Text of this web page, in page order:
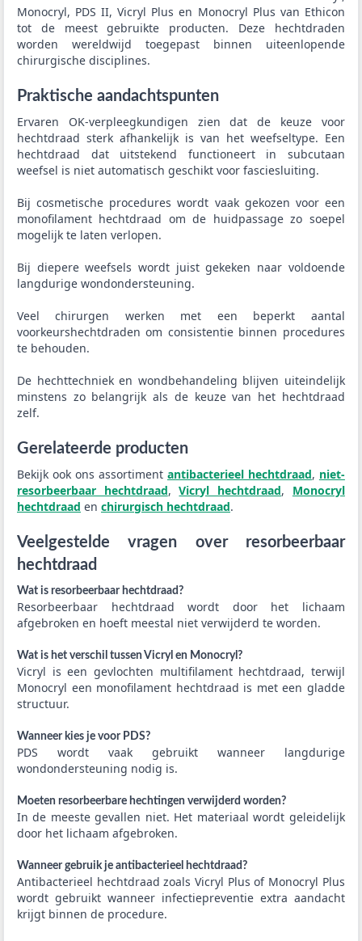
Monocryl, PDS II, Vicryl Plus en Monocryl Plus van Ethicon
tot de meest gebruikte producten. Deze hechtdraden
worden wereldwijd toegepast binnen uiteenlopende
chirurgische disciplines.
Praktische aandachtspunten
Ervaren OK-verpleegkundigen zien dat de keuze voor
hechtdraad sterk afhankelijk is van het weefseltype. Een
hechtdraad dat uitstekend functioneert in subcutaan
weefsel is niet automatisch geschikt voor fasciesluiting.
Bij cosmetische procedures wordt vaak gekozen voor een
monofilament hechtdraad om de huidpassage zo soepel
mogelijk te laten verlopen.
Bij diepere weefsels wordt juist gekeken naar voldoende
langdurige wondondersteuning.
Veel chirurgen werken met een beperkt aantal
voorkeurshechtdraden om consistentie binnen procedures
te behouden.
De hechttechniek en wondbehandeling blijven uiteindelijk
minstens zo belangrijk als de keuze van het hechtdraad
zelf.
Gerelateerde producten
Bekijk ook ons assortiment antibacterieel hechtdraad, niet-
resorbeerbaar hechtdraad,Vicryl hechtdraad, Monocryl
hechtdraad en chirurgisch hechtdraad.
Veelgestelde vragen over resorbeerbaar
hechtdraad
Wat is resorbeerbaar hechtdraad?
Resorbeerbaar hechtdraad wordt door het lichaam
afgebroken en hoeft meestal niet verwijderd te worden.
Wat is het verschil tussen Vicryl en Monocryl?
Vicryl is een gevlochten multifilament hechtdraad, terwijl
Monocryl een monofilament hechtdraad is met een gladde
structuur.
Wanneer kies je voor PDS?
PDS wordt vaak gebruikt wanneer langdurige
wondondersteuning nodig is.
Moeten resorbeerbare hechtingen verwijderd worden?
In de meeste gevallen niet. Het materiaal wordt geleidelijk
door het lichaam afgebroken.
Wanneer gebruik je antibacterieel hechtdraad?
Antibacterieel hechtdraad zoals Vicryl Plus of Monocryl Plus
wordt gebruikt wanneer infectiepreventie extra aandacht
krijgt binnen de procedure.